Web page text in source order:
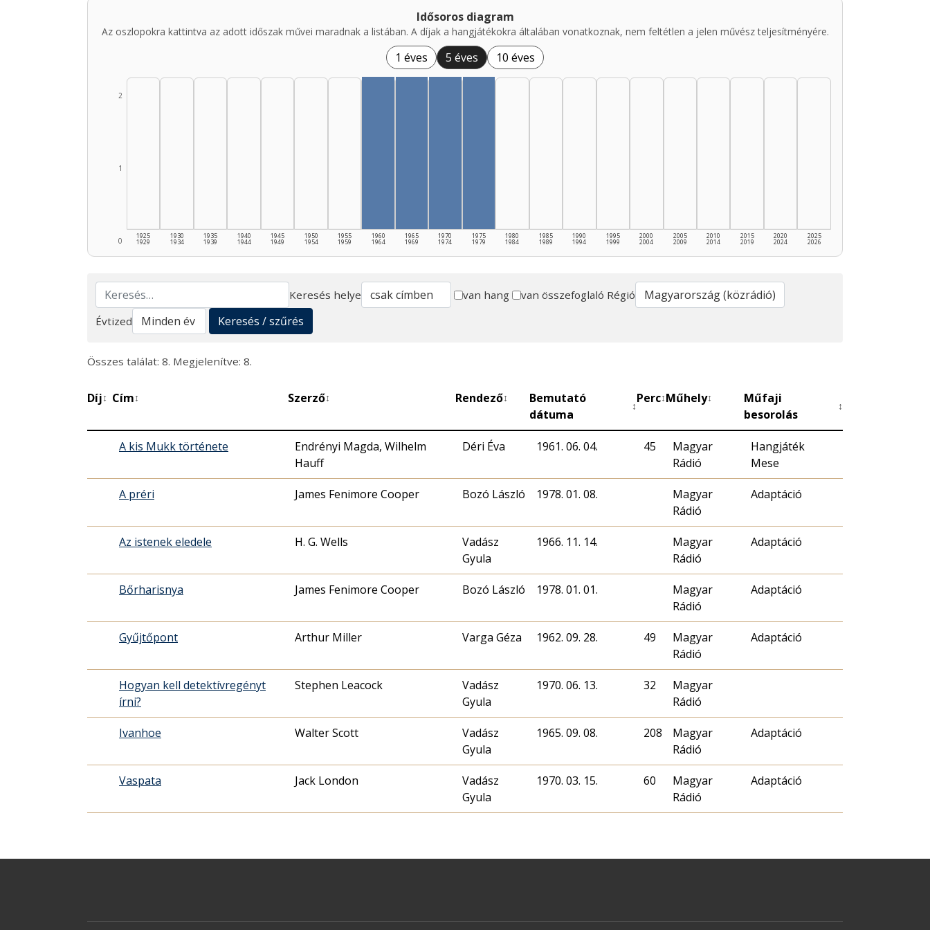
Idősoros diagram
Az oszlopokra kattintva az adott időszak művei maradnak a listában. A díjak a hangjátékokra általában vonatkoznak, nem feltétlen a jelen művész teljesítményére.
1 éves 5 éves 10 éves
0
1
2
1925
1929
1930
1934
1935
1939
1940
1944
1945
1949
1950
1954
1955
1959
1960
1964
1965
1969
1970
1974
1975
1979
1980
1984
1985
1989
1990
1994
1995
1999
2000
2004
2005
2009
2010
2014
2015
2019
2020
2024
2025
2026
Keresés
Keresés helye van hang van összefoglaló Régió
Évtized
Keresés / szűrés
Összes találat: 8. Megjelenítve: 8.
Díj↕ Cím↕ Szerző↕ Rendező↕
Bemutató
dátuma
↕
Perc↕Műhely↕
Műfaji
besorolás
↕
A kis Mukk története
Endrényi Magda, Wilhelm
Hauff
Déri Éva 1961. 06. 04. 45
Magyar
Rádió
Hangjáték
Mese
A préri James Fenimore Cooper Bozó László 1978. 01. 08.
Magyar
Rádió
Adaptáció
Az istenek eledele H. G. Wells
Vadász
Gyula
1966. 11. 14.
Magyar
Rádió
Adaptáció
Bőrharisnya James Fenimore Cooper Bozó László 1978. 01. 01.
Magyar
Rádió
Adaptáció
Gyűjtőpont Arthur Miller Varga Géza 1962. 09. 28. 49
Magyar
Rádió
Adaptáció
Hogyan kell detektívregényt
írni?
Stephen Leacock
Vadász
Gyula
1970. 06. 13. 32
Magyar
Rádió
Ivanhoe Walter Scott
Vadász
Gyula
1965. 09. 08. 208
Magyar
Rádió
Adaptáció
Vaspata Jack London
Vadász
Gyula
1970. 03. 15. 60
Magyar
Rádió
Adaptáció